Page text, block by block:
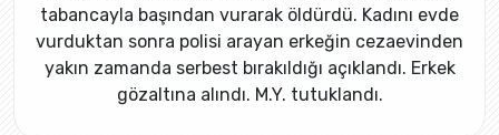
tabancayla başından vurarak öldürdü. Kadını evde
vurduktan sonra polisi arayan erkeğin cezaevinden
yakın zamanda serbest bırakıldığı açıklandı. Erkek
gözaltına alındı. M.Y. tutuklandı.